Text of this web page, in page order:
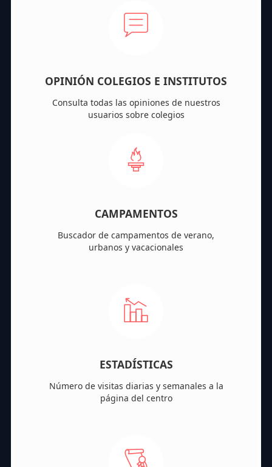
OPINIÓN COLEGIOS E INSTITUTOS
Consulta todas las opiniones de nuestros
usuarios sobre colegios
CAMPAMENTOS
Buscador de campamentos de verano,
urbanos y vacacionales
ESTADÍSTICAS
Número de visitas diarias y semanales a la
página del centro